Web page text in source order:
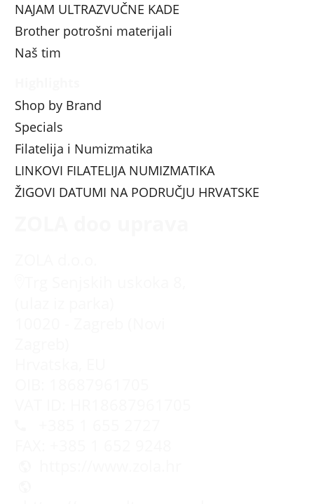
NAJAM ULTRAZVUČNE KADE
Brother potrošni materijali
Naš tim
Shop by Brand
Specials
Filatelija i Numizmatika
LINKOVI FILATELIJA NUMIZMATIKA
ŽIGOVI DATUMI NA PODRUČJU HRVATSKE